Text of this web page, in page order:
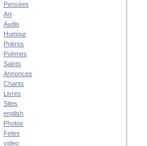
Pensées
Art
Audio
Humour
Prières
Poèmes
Saints
Annonces
Chants
Livres
Sites
english
Photos
Fetes
video